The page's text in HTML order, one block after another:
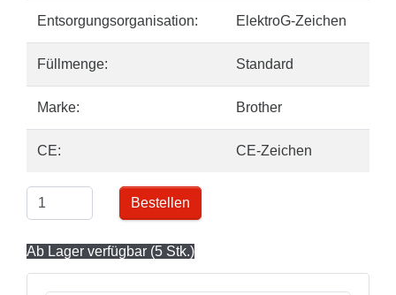
Entsorgungsorganisation: ElektroG-Zeichen
Füllmenge: Standard
Marke: Brother
CE: CE-Zeichen
Bestellen
Ab Lager verfügbar (5 Stk.)